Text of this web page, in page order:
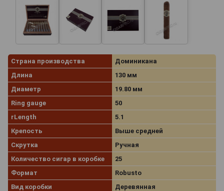
Страна производства
Доминикана
Длина
130 мм
Диаметр
19.80 мм
Ring gauge
50
rLength
5.1
Крепость
Выше средней
Скрутка
Ручная
Количество сигар в коробке
25
Формат
Robusto
Вид коробки
Деревянная